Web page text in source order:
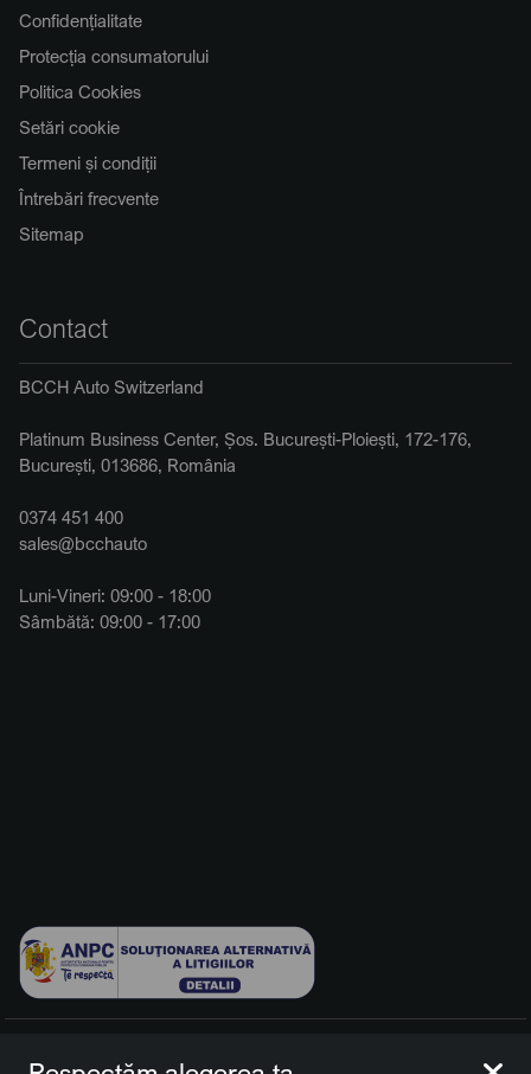
Confidențialitate
Protecția consumatorului
Politica Cookies
Setări cookie
Termeni și condiții
Întrebări frecvente
Sitemap
Contact
BCCH Auto Switzerland
Platinum Business Center, Șos. București-Ploiești, 172-176,
București, 013686, România
0374 451 400
sales@bcchauto
Luni-Vineri: 09:00 - 18:00
Sâmbătă: 09:00 - 17:00